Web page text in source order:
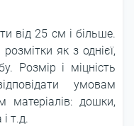
від 25 см і більше.
як з однієї,
Розмір і міцність
умовам
матеріалів: дошки,
т.д.